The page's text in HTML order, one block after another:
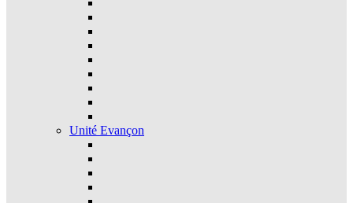
Unité Evançon